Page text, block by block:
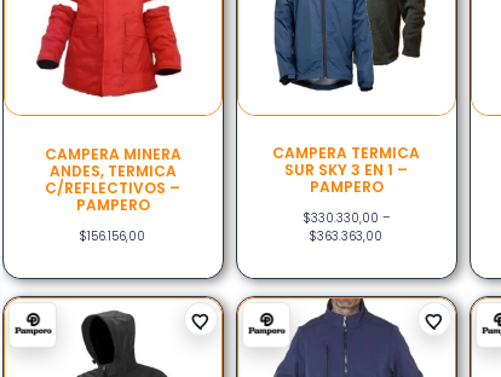
CAMPERA MINERA
ANDES, TERMICA
C/REFLECTIVOS –
PAMPERO
$156.156,00
CAMPERA TERMICA
SUR SKY 3 EN 1 –
PAMPERO
$330.330,00 –
$363.363,00